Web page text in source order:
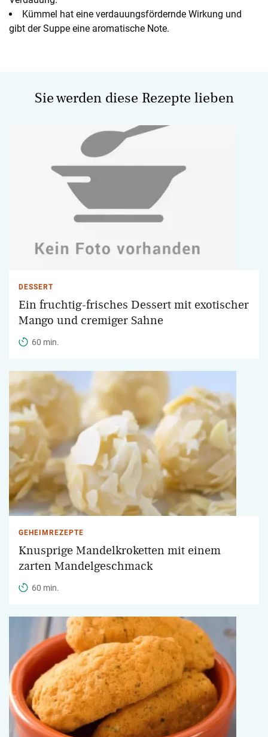
Kümmel hat eine verdauungsfördernde Wirkung und
gibt der Suppe eine aromatische Note.
Sie werden diese Rezepte lieben
DESSERT
Ein fruchtig-frisches Dessert mit exotischer
Mango und cremiger Sahne
60 min.
GEHEIMREZEPTE
Knusprige Mandelkroketten mit einem
zarten Mandelgeschmack
60 min.